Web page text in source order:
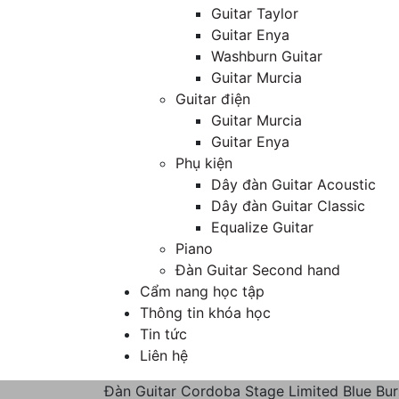
Guitar Taylor
Guitar Enya
Washburn Guitar
Guitar Murcia
Guitar điện
Guitar Murcia
Guitar Enya
Phụ kiện
Dây đàn Guitar Acoustic
Dây đàn Guitar Classic
Equalize Guitar
Piano
Đàn Guitar Second hand
Cẩm nang học tập
Thông tin khóa học
Tin tức
Liên hệ
Đàn Guitar Cordoba Stage Limited Blue